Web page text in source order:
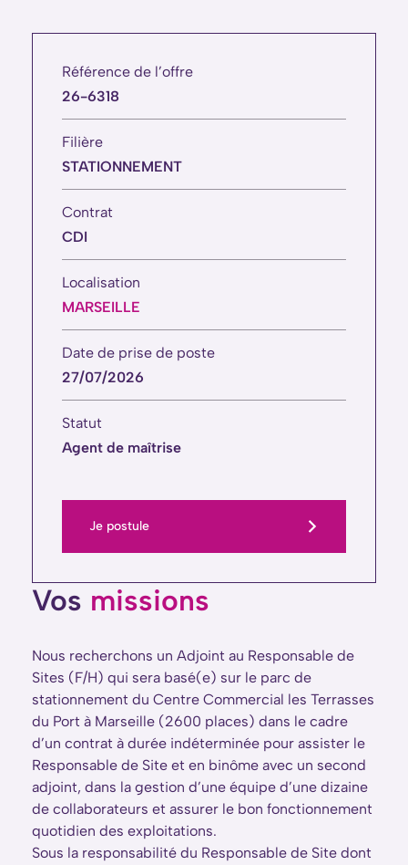
Vos missions
Nous recherchons un Adjoint au Responsable de
Sites (F/H) qui sera basé(e) sur le parc de
stationnement du Centre Commercial les Terrasses
du Port à Marseille (2600 places) dans le cadre
d’un contrat à durée indéterminée pour assister le
Responsable de Site et en binôme avec un second
adjoint, dans la gestion d’une équipe d’une dizaine
de collaborateurs et assurer le bon fonctionnement
quotidien des exploitations.
Sous la responsabilité du Responsable de Site dont
Référence de l’offre
26-6318
Filière
STATIONNEMENT
Contrat
CDI
Localisation
MARSEILLE
Date de prise de poste
27/07/2026
Statut
Agent de maîtrise
Je postule